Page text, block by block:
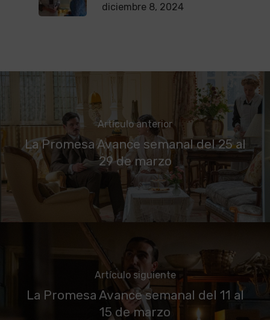
diciembre 8, 2024
Artículo anterior
La Promesa Avance semanal del 25 al
29 de marzo
Artículo siguiente
La Promesa Avance semanal del 11 al
15 de marzo